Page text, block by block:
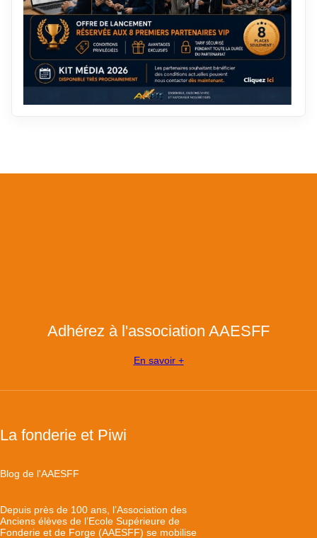
Adhérez à l'association AAESFF
En savoir +
La fonderie et Piwi
Blog de l'AAESFF
Depuis près de 100 ans, l’Association des
Anciens élèves de l’Ecole Supérieure de
Fonderie et de Forge (AAESFF) se mobilise